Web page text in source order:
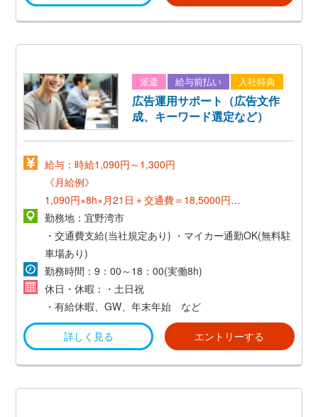
派遣 給与前払い 入社特典
広告運用サポート（広告文作
成、キーワード選定など）
給与：時給1,090円～1,300円
《月給例》
1,090円×8h×月21日＋交通費＝18,5000円～
《正社員登用後》
*想定年収300万～550万円*
勤務地：宜野湾市
・交通費支給(当社規定あり) ・マイカー通勤OK(無料駐
車場あり)
勤務時間：9：00～18：00(実働8h)
休日・休暇：・土日祝
・有給休暇、GW、年末年始 など
詳しく見る エントリーする